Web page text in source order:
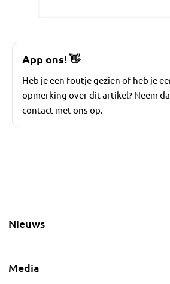
App ons!👋
Heb je een foutje gezien of heb je
opmerking over dit artikel? Neem
contact met ons op.
Nieuws
Media